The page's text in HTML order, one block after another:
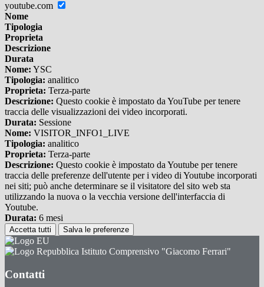
youtube.com
Nome
Tipologia
Proprieta
Descrizione
Durata
Nome: YSC
Tipologia: analitico
Proprieta: Terza-parte
Descrizione: Questo cookie è impostato da YouTube per tenere
traccia delle visualizzazioni dei video incorporati.
Durata: Sessione
Nome: VISITOR_INFO1_LIVE
Tipologia: analitico
Proprieta: Terza-parte
Descrizione: Questo cookie è impostato da Youtube per tenere
traccia delle preferenze dell'utente per i video di Youtube incorporati
nei siti; può anche determinare se il visitatore del sito web sta
utilizzando la nuova o la vecchia versione dell'interfaccia di
Youtube.
Durata: 6 mesi
Accetta tutti Salva le preferenze
Istituto Comprensivo "Giacomo Ferrari"
Contatti